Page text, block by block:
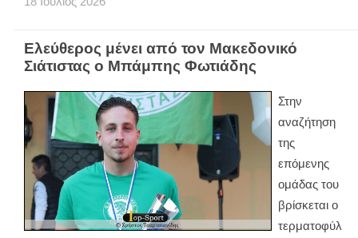
Ελεύθερος μένει από τον Μακεδονικό
Σιάτιστας ο Μπάμπης Φωτιάδης
Στην
αναζήτηση
της
επόμενης
ομάδας του
βρίσκεται ο
τερματοφύλ